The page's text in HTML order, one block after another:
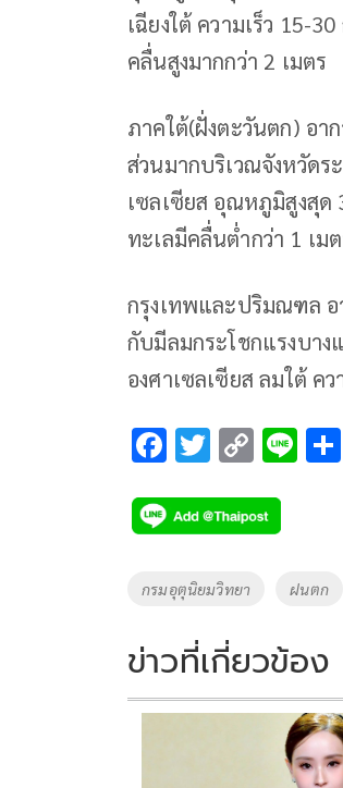
เฉียงใต้ ความเร็ว 15-
คลื่นสูงมากกว่า 2 เมตร
ภาคใต้(ฝั่งตะวันตก) อา
ส่วนมากบริเวณจังหวัด
เซลเซียส อุณหภูมิสูงสุด
ทะเลมีคลื่นต่ำกว่า 1 เ
กรุงเทพและปริมณฑล อ
กับมีลมกระโชกแรงบา
องศาเซลเซียส ลมใต้ ค
F
e
b
o
k
T
tt
er
C
p
y
k
Li
Tags
กรมอุตุนิยมวิทยา ฝนตก
ข่าวที่เกี่ยวข้อง